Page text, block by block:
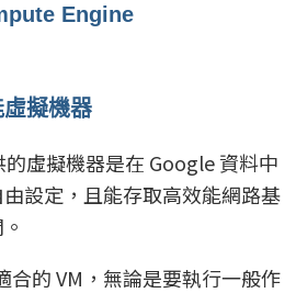
Engine
擬機器
虛擬機器是在 Google 資料中
設定，且能存取高效能網路基
合的 VM，無論是要執行一般作